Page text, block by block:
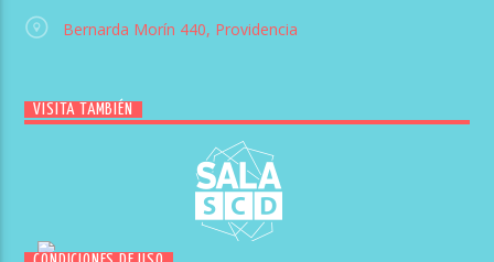
Bernarda Morín 440, Providencia
VISITA TAMBIÉN